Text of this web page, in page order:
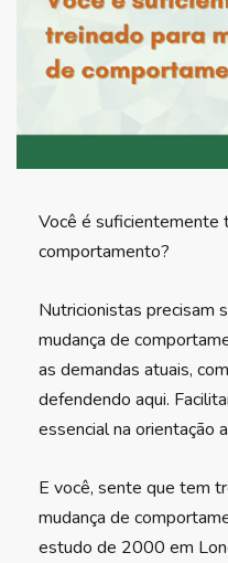
Você é suficientemente
comportamento?
Nutricionistas precisam
mudança de
as demandas atuais,
defendendo aqui.
essencial na orientação
E você, sente que tem
mudança de
estudo de 2000 em